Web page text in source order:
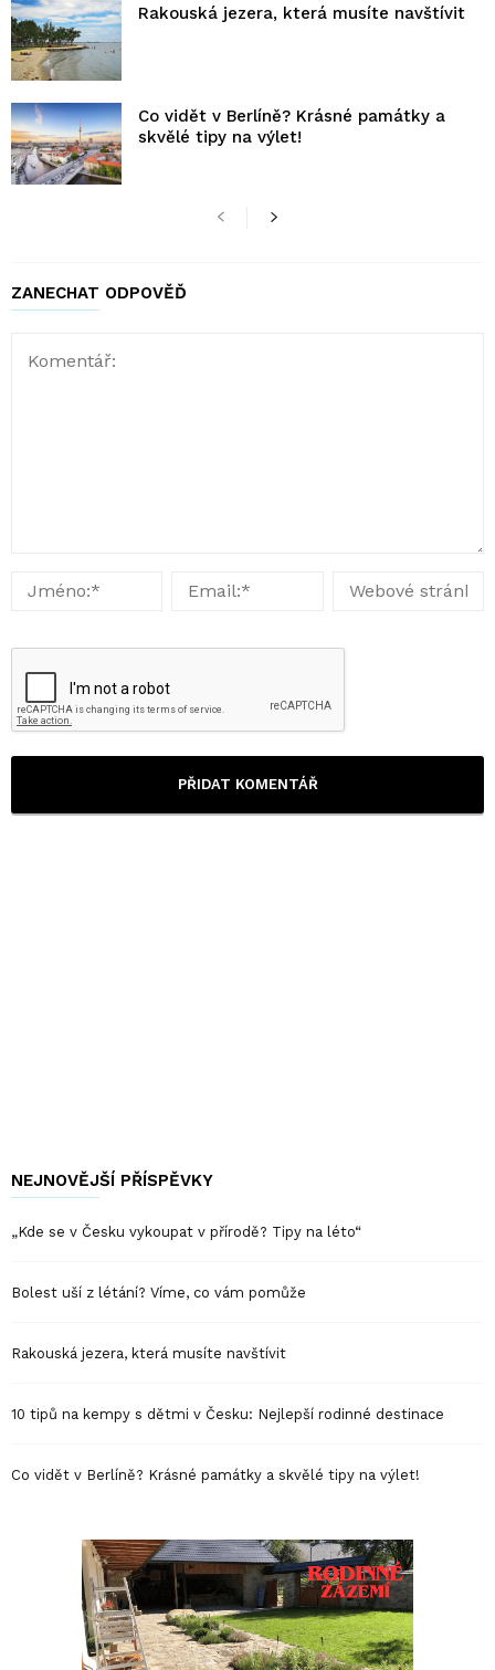
Rakouská jezera, která musíte navštívit
Co vidět v Berlíně? Krásné památky a
skvělé tipy na výlet!
ZANECHAT ODPOVĚĎ
NEJNOVĚJŠÍ PŘÍSPĚVKY
„Kde se v Česku vykoupat v přírodě? Tipy na léto“
Bolest uší z létání? Víme, co vám pomůže
Rakouská jezera, která musíte navštívit
10 tipů na kempy s dětmi v Česku: Nejlepší rodinné destinace
Co vidět v Berlíně? Krásné památky a skvělé tipy na výlet!